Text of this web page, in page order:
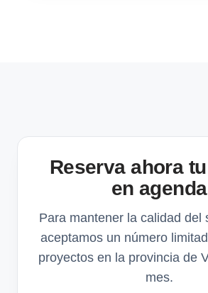
Reserva ahora
en agenda
Para mantener la calidad del
aceptamos un número
proyectos en la provincia de
mes.